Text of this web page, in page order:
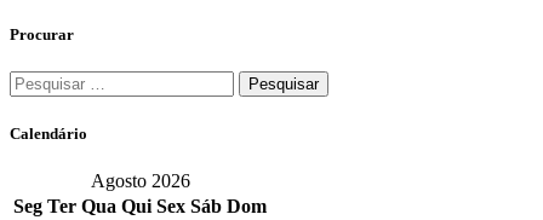
Procurar
Pesquisar
por:
Calendário
Agosto 2026
Seg Ter Qua Qui Sex Sáb Dom